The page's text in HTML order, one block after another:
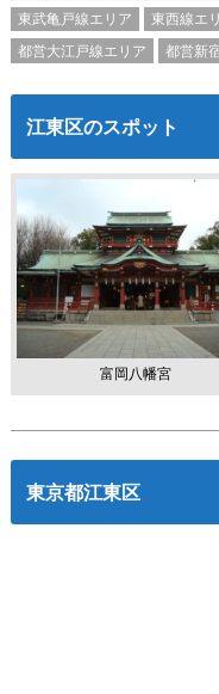
東武亀戸線エリア
東西線エ
都営大江戸線エリア
都営新
江東区のスポット
富岡八幡宮
東京都江東区